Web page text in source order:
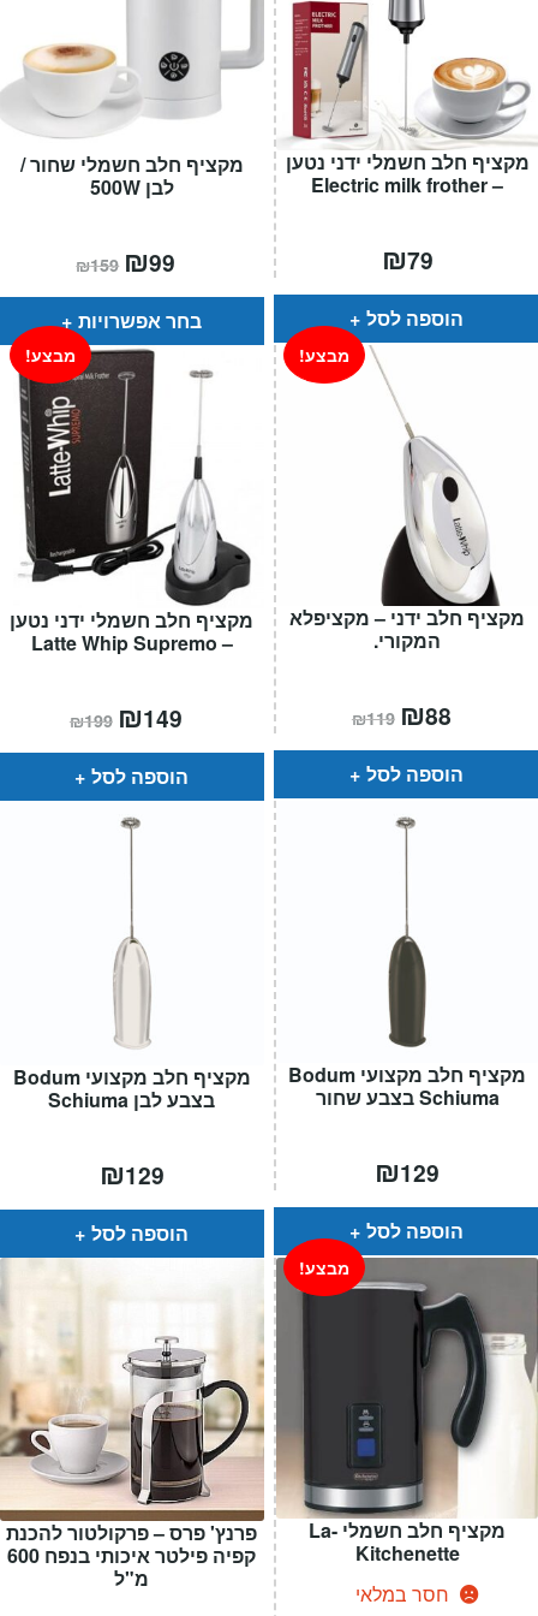
מקציף חלב חשמלי שחור /
לבן 500W
₪159 המחיר
המקורי
היה:
₪159.
₪99
הוא:
בחר אפשרויות
מקציף חלב חשמלי ידני נטען
– Electric milk frother
₪79
הוספה לסל
מקציף חלב חשמלי ידני נטען
– Latte Whip Supremo
מבצע!
₪199 המחיר
המקורי
היה:
₪199.
₪149
הוא:
הוספה לסל
מקציף חלב ידני – מקציפלא
המקורי.
מבצע!
₪119 המחיר
המקורי
היה:
₪119.
₪88
הוא:
הוספה לסל
מקציף חלב מקצועי Bodum
בצבע לבן Schiuma
₪129
הוספה לסל
מקציף חלב מקצועי Bodum
Schiuma בצבע שחור
₪129
הוספה לסל
פרנץ' פרס – פרקולטור להכנת
קפיה פילטר איכותי בנפח 600
מ"ל
מקציף חלב חשמלי La-
Kitchenette
חסר במלאי
מבצע!